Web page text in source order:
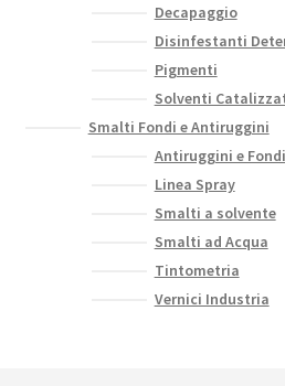
Decapaggio
Disinfestanti
Pigmenti
Solventi
Smalti Fondi e Antiruggini
Antiruggini e Fondi
Linea Spray
Smalti a solvente
Smalti ad Acqua
Tintometria
Vernici Industria